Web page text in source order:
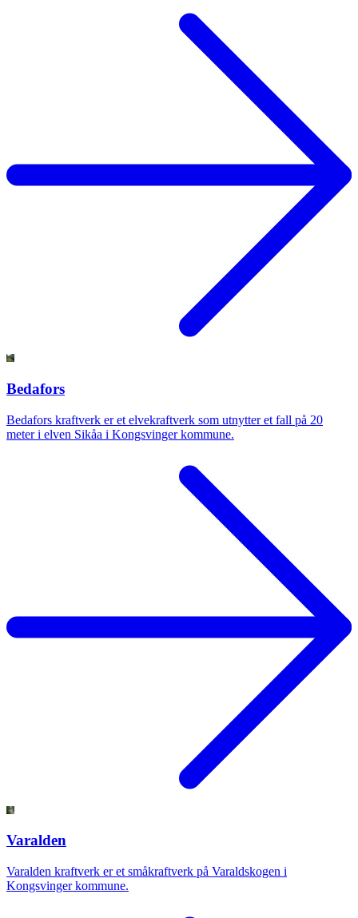
Bedafors
Bedafors kraftverk er et elvekraftverk som utnytter et fall på 20
meter i elven Sikåa i Kongsvinger kommune.
Varalden
Varalden kraftverk er et småkraftverk på Varaldskogen i
Kongsvinger kommune.